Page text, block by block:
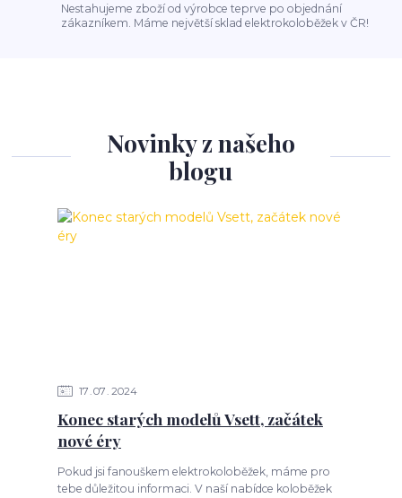
Nestahujeme zboží od výrobce teprve po objednání
zákazníkem. Máme největší sklad elektrokoloběžek v ČR!
Novinky z našeho
blogu
17 07 2024
Konec starých modelů Vsett, začátek
nové éry
Pokud jsi fanouškem elektrokoloběžek, máme pro
tebe důležitou informaci. V naší nabídce koloběžek